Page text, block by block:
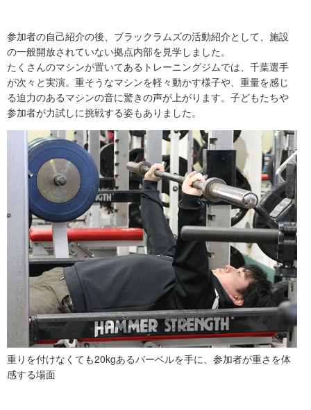
参加者の自己紹介の後、ブラックラムズの活動紹介として、施設
の一般開放されていない拠点内部を見学しました。
たくさんのマシンが置いてあるトレーニングジムでは、千葉選手
が次々と実演。重そうなマシンを軽々動かす様子や、重量を感じ
る迫力のあるマシンの音に驚きの声が上がります。子どもたちや
参加者が力試しに挑戦する姿もありました。
重りを付けなくても20kgあるバーベルを手に、参加者が重さを体
感する場面